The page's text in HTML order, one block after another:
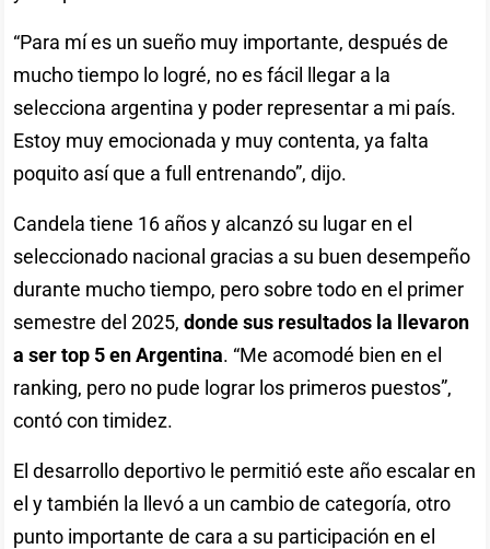
“Para mí es un sueño muy importante, después de
mucho tiempo lo logré, no es fácil llegar a la
selecciona argentina y poder representar a mi país.
Estoy muy emocionada y muy contenta, ya falta
poquito así que a full entrenando”, dijo.
Candela tiene 16 años y alcanzó su lugar en el
seleccionado nacional gracias a su buen desempeño
durante mucho tiempo, pero sobre todo en el primer
semestre del 2025,donde sus resultados la llevaron
a ser top 5 en Argentina. “Me acomodé bien en el
ranking, pero no pude lograr los primeros puestos”,
contó con timidez.
El desarrollo deportivo le permitió este año escalar en
el y también la llevó a un cambio de categoría, otro
punto importante de cara a su participación en el